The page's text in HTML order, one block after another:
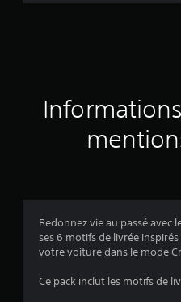
Redonnez vie au passé avec
ses 6 motifs de livrée
votre voiture dans le mode
Ce pack inclut les motifs de